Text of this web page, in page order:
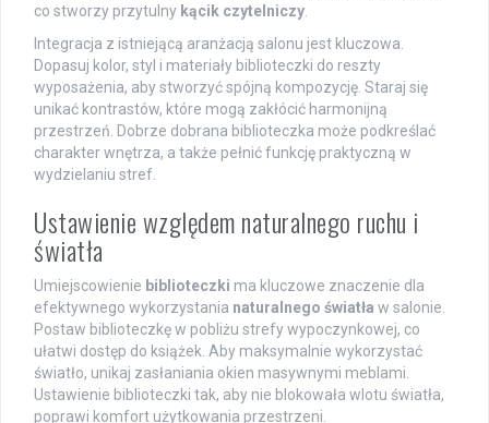
co stworzy przytulny kącik czytelniczy
Integracja z istniejącą aranżacją salonu jest kluczowa.
Dopasuj kolor, styl i materiały biblioteczki do reszty
wyposażenia, aby stworzyć spójną kompozycję. Staraj się
unikać kontrastów, które mogą zakłócić harmonijną
przestrzeń. Dobrze dobrana biblioteczka może podkreślać
charakter wnętrza, a także pełnić funkcję praktyczną w
wydzielaniu stref.
Ustawienie względem naturalnego ruchu i
światła
Umiejscowienie biblioteczki ma kluczowe znaczenie dla
efektywnego wykorzystania naturalnego światła w salonie.
Postaw biblioteczkę w pobliżu strefy wypoczynkowej, co
ułatwi dostęp do książek. Aby maksymalnie wykorzystać
światło, unikaj zasłaniania okien masywnymi meblami.
Ustawienie biblioteczki tak, aby nie blokowała wlotu światła,
poprawi komfort użytkowania przestrzeni.